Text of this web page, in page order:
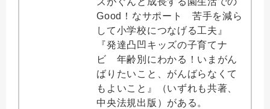
Good！なサポート 苦手を減ら
して小学校につなげる工夫』
『発達凸凹キッズの子育てナ
ビ 年齢別にわかる！いまがん
ばりたいこと、がんばらなくて
もよいこと』（いずれも共著、
中央法規出版）がある。